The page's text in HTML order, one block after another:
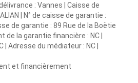
: Vannes | Caisse de
| N° de caisse de garantie :
de garantie : 89 Rue de la Boëtie
de la garantie financière : NC |
| Adresse du médiateur : NC |
et financièrement